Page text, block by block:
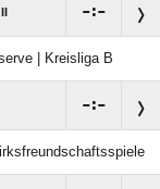
:
| Kreisliga B
: